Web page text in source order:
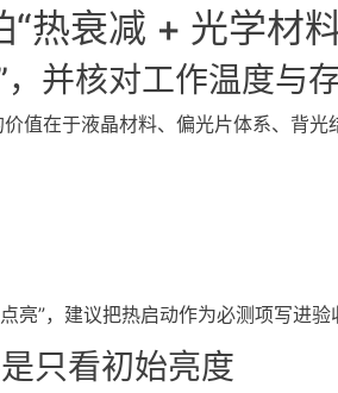
热衰减 + 光学材
并核对工作温度与
值在于液晶材料、偏光片体系、背光
亮”，建议把热启动作为必测项写进验
只看初始亮度